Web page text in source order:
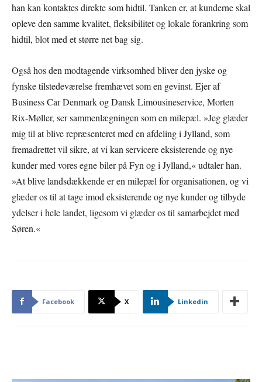
han kan kontaktes direkte som hidtil. Tanken er, at kunderne skal
opleve den samme kvalitet, fleksibilitet og lokale forankring som
hidtil, blot med et større net bag sig.
Også hos den modtagende virksomhed bliver den jyske og
fynske tilstedeværelse fremhævet som en gevinst. Ejer af
Business Car Denmark og Dansk Limousineservice, Morten
Rix-Møller, ser sammenlægningen som en milepæl. »Jeg glæder
mig til at blive repræsenteret med en afdeling i Jylland, som
fremadrettet vil sikre, at vi kan servicere eksisterende og nye
kunder med vores egne biler på Fyn og i Jylland,« udtaler han.
»At blive landsdækkende er en milepæl for organisationen, og vi
glæder os til at tage imod eksisterende og nye kunder og tilbyde
ydelser i hele landet, ligesom vi glæder os til samarbejdet med
Søren.«
Facebook X Linkedin